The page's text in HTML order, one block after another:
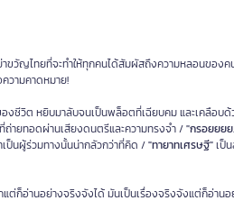
ย่าขวัญไทยที่จะทำให้ทุกคนได้สัมผัสถึงความหลอนข
วามคาดหมาย!
ชีวิต หยิบมาลับจนเป็นพล็อตที่เฉียบคม และเคลือบ
ถ่ายทอดผ่านเสียงดนตรีและความทรงจำ /"กรอยยย
ป็นผู้ร่วมทางนั้นน่ากลัวกว่าที่คิด /"ทายาทเศรษฐี"เป็
อ่านอย่างจริงจังได้ มันเป็นเรื่องจริงจังแต่ก็อ่านอ